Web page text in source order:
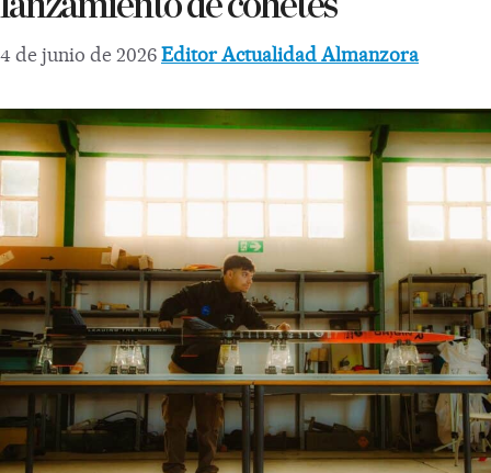
4 de junio de 2026Editor Actualidad Almanzora